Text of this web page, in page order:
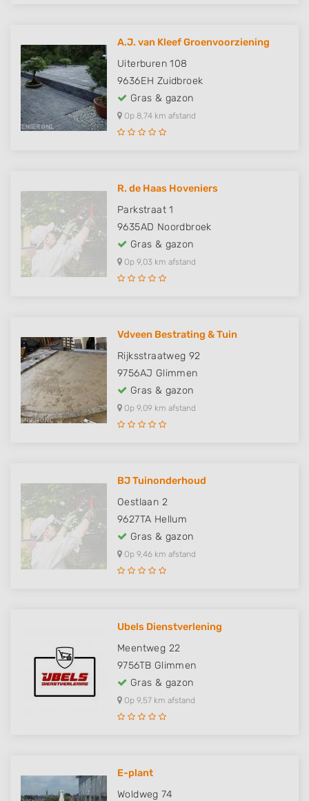
A.J. van Kleef Groenvoorziening
Uiterburen 108
9636EH Zuidbroek
Gras & gazon
Op 8,74 km afstand
R. de Haas Hoveniers
Parkstraat 1
9635AD Noordbroek
Gras & gazon
Op 9,03 km afstand
Vdveen Bestrating & Tuin
Rijksstraatweg 92
9756AJ Glimmen
Gras & gazon
Op 9,09 km afstand
BJ Tuinonderhoud
Oestlaan 2
9627TA Hellum
Gras & gazon
Op 9,46 km afstand
Ubels Dienstverlening
Meentweg 22
9756TB Glimmen
Gras & gazon
Op 9,57 km afstand
E-plant
Woldweg 74